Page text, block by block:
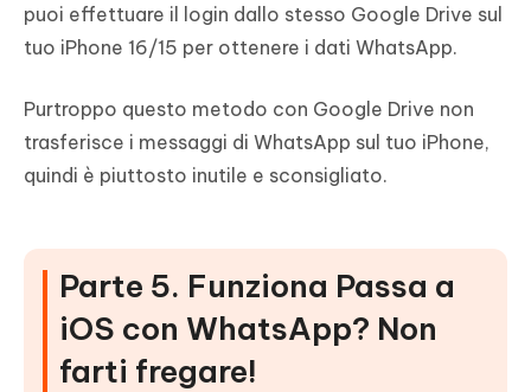
puoi effettuare il login dallo stesso Google Drive sul
tuo iPhone 16/15 per ottenere i dati WhatsApp.
Purtroppo questo metodo con Google Drive non
trasferisce i messaggi di WhatsApp sul tuo iPhone,
quindi è piuttosto inutile e sconsigliato.
Parte 5. Funziona Passa a
iOS con WhatsApp? Non
farti fregare!